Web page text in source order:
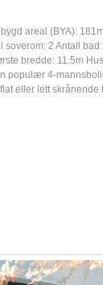
areal (BYA):
soverom: 2 Antall
bredde: 11.5m
populær 4-
eller lett skrånende